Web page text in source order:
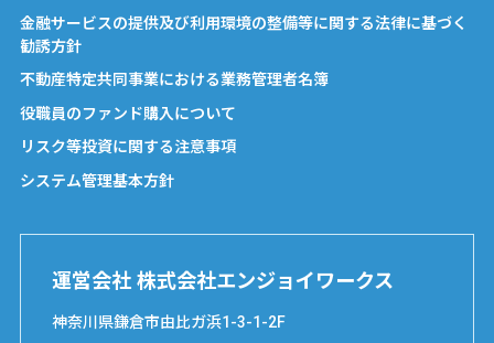
金融サービスの提供及び利用環境の整備等に関する法律に基づく
勧誘方針
不動産特定共同事業における業務管理者名簿
役職員のファンド購入について
リスク等投資に関する注意事項
システム管理基本方針
運営会社 株式会社エンジョイワークス
神奈川県鎌倉市由比ガ浜1-3-1-2F